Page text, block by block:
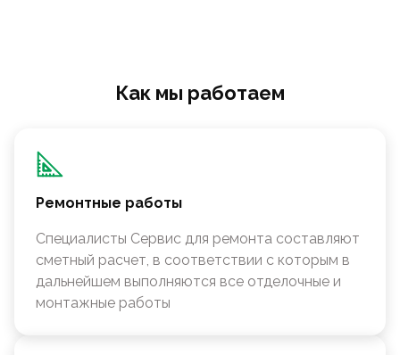
Как мы работаем
Ремонтные работы
Специалисты Сервис для ремонта составляют
сметный расчет, в соответствии с которым в
дальнейшем выполняются все отделочные и
монтажные работы